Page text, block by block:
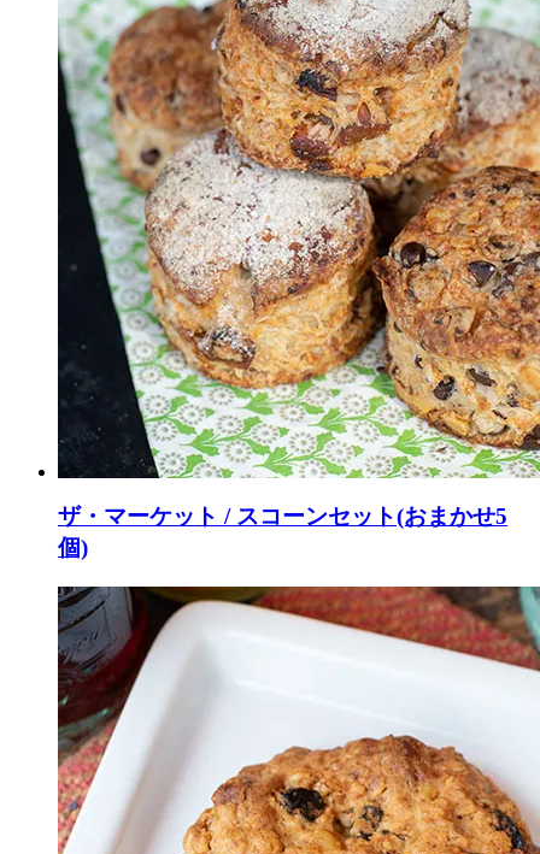
ザ・マーケット / スコーンセット(おまかせ5
個)